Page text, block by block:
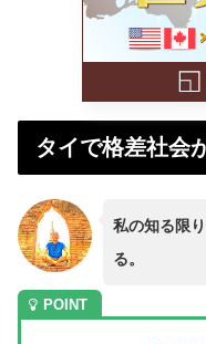
タイで格差社会
私の知る限
る。